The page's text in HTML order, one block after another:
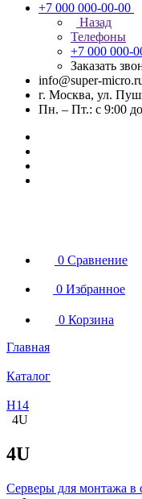
+7 000 000-00-00
Назад
Телефоны
+7 000 000-
Заказать
info@super-
г. Москва, ул.
Пн. – Пт.: с 9:00
0 Сравнение
0 Избранное
0 Корзина
Главная
Каталог
H14
4U
4U
Серверы для монтажа в